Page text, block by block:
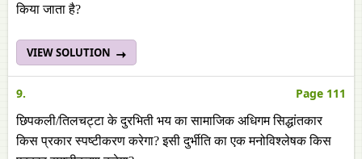
किया जाता है?
VIEW SOLUTION
9. Page 111
छिपकली/तिलचट्टा के दुरभिती भय का सामाजिक अधिगम सिद्धांतकार
किस प्रकार स्पष्टीकरण करेगा? इसी दुर्भीति का एक मनोविश्लेषक किस